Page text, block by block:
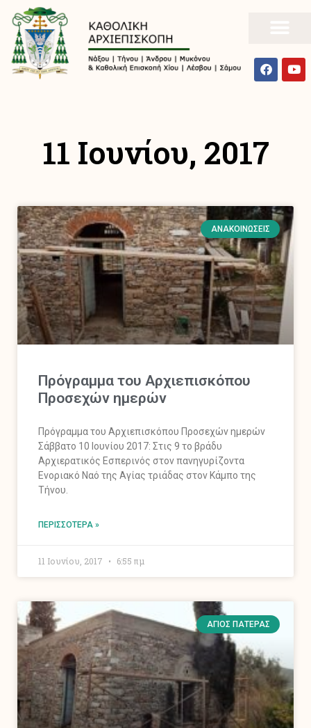
11 Ιουνίου, 2017
ΑΝΑΚΟΙΝΏΣΕΙΣ
Πρόγραμμα του Αρχιεπισκόπου
Προσεχών ημερών
Πρόγραμμα του Αρχιεπισκόπου Προσεχών ημερών
Σάββατο 10 Ιουνίου 2017: Στις 9 το βράδυ
Αρχιερατικός Εσπερινός στον πανηγυρίζοντα
Ενοριακό Ναό της Αγίας τριάδας στον Κάμπο της
Τήνου.
ΠΕΡΙΣΣΌΤΕΡΑ »
11 Ιουνίου, 2017 6:55 πμ
ΆΓΙΟΣ ΠΑΤΈΡΑΣ